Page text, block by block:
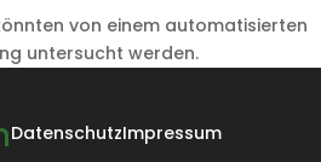
von einem automatisierten
untersucht werden.
DatenschutzImpressum